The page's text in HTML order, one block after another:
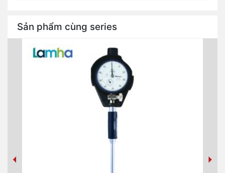
Sản phẩm cùng series